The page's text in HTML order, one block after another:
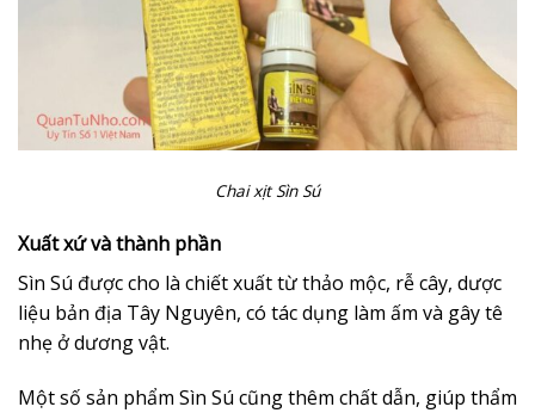
Chai xịt Sìn Sú
Xuất xứ và thành phần
Sìn Sú được cho là chiết xuất từ thảo mộc, rễ cây, dược
liệu bản địa Tây Nguyên, có tác dụng làm ấm và gây tê
nhẹ ở dương vật.
Một số sản phẩm Sìn Sú cũng thêm chất dẫn, giúp thẩm